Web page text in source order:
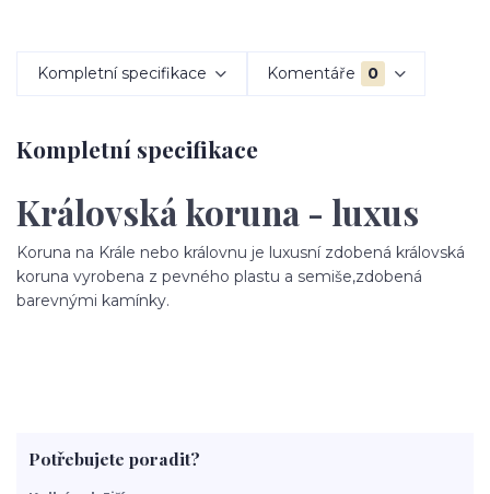
Kompletní specifikace Komentáře 0
Kompletní specifikace
Královská koruna - luxus
Koruna na Krále nebo královnu je luxusní zdobená královská
koruna vyrobena z pevného plastu a semiše,zdobená
barevnými kamínky.
Potřebujete poradit?